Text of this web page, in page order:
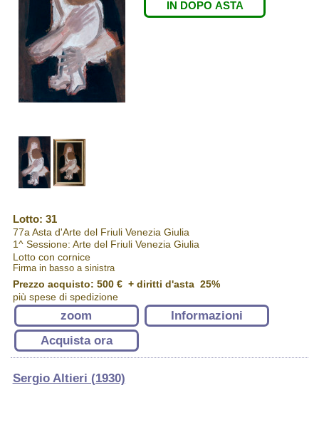
IN DOPO ASTA
Lotto: 31
77a Asta d'Arte del Friuli Venezia Giulia
1^ Sessione: Arte del Friuli Venezia Giulia
Lotto con cornice
Firma in basso a sinistra
Prezzo acquisto: 500 €+ diritti d'asta 25%
più spese di spedizione
zoom
Informazioni
Acquista ora
Sergio Altieri (1930)